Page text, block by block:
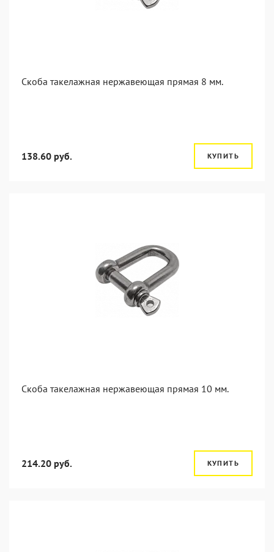
Скоба такелажная нержавеющая прямая 8 мм.
138.60 руб. КУПИТЬ
Скоба такелажная нержавеющая прямая 10 мм.
214.20 руб. КУПИТЬ